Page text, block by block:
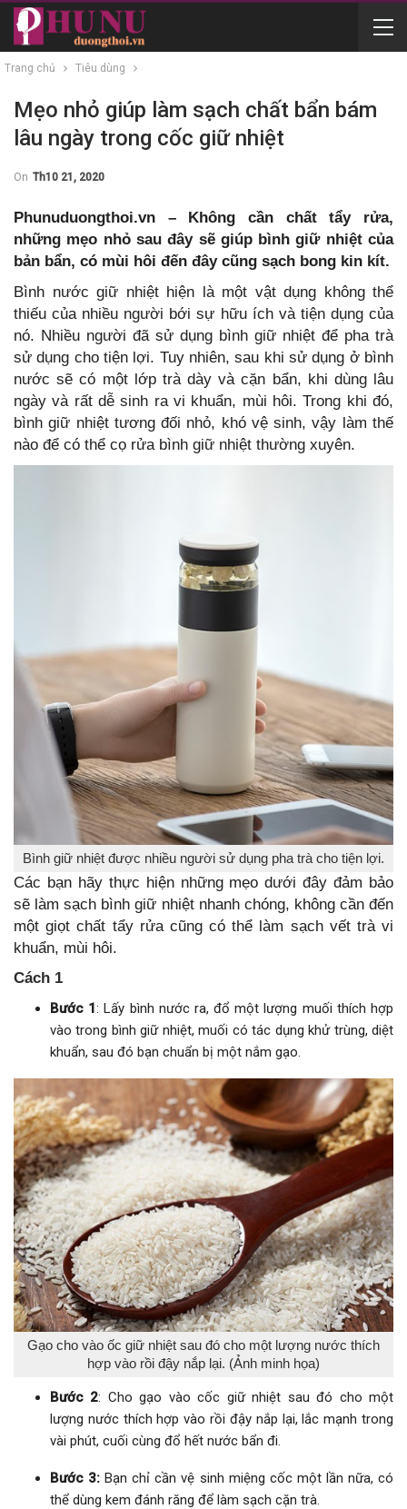
Trang chủ Tiêu dùng
Mẹo nhỏ giúp làm sạch chất bẩn bám
lâu ngày trong cốc giữ nhiệt
On Th10 21, 2020
Phunuduongthoi.vn – Không cần chất tẩy rửa,
những mẹo nhỏ sau đây sẽ giúp bình giữ nhiệt của
bản bẩn, có mùi hôi đến đây cũng sạch bong kin kít.
Bình nước giữ nhiệt hiện là một vật dụng không thể
thiếu của nhiều người bới sự hữu ích và tiện dụng của
nó. Nhiều người đã sử dụng bình giữ nhiệt để pha trà
sử dụng cho tiện lợi. Tuy nhiên, sau khi sử dụng ở bình
nước sẽ có một lớp trà dày và cặn bẩn, khi dùng lâu
ngày và rất dễ sinh ra vi khuẩn, mùi hôi. Trong khi đó,
bình giữ nhiệt tương đối nhỏ, khó vệ sinh, vậy làm thế
nào để có thể cọ rửa bình giữ nhiệt thường xuyên.
Bình giữ nhiệt được nhiều người sử dụng pha trà cho tiện lợi.
Các bạn hãy thực hiện những mẹo dưới đây đảm bảo
sẽ làm sạch bình giữ nhiệt nhanh chóng, không cần đến
một giọt chất tẩy rửa cũng có thể làm sạch vết trà vi
khuẩn, mùi hôi.
Cách 1
Bước 1: Lấy bình nước ra, đổ một lượng muối thích hợp
vào trong bình giữ nhiệt, muối có tác dụng khử trùng, diệt
khuẩn, sau đó bạn chuẩn bị một nắm gạo.
Gạo cho vào ốc giữ nhiệt sau đó cho một lượng nước thích
hợp vào rồi đậy nắp lại. (Ảnh minh họa)
Bước 2: Cho gạo vào cốc giữ nhiệt sau đó cho một
lượng nước thích hợp vào rồi đậy nắp lại, lắc mạnh trong
vài phút, cuối cùng đổ hết nước bẩn đi.
Bước 3: Bạn chỉ cần vệ sinh miệng cốc một lần nữa, có
thể dùng kem đánh răng để làm sạch cặn trà.